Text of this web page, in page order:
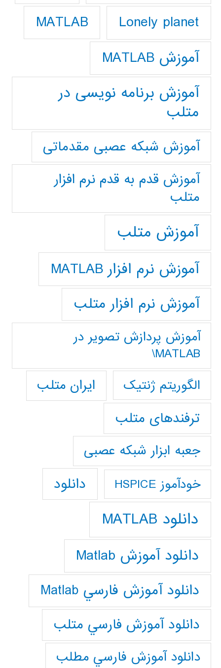
Lonely planet
MATLAB
آموزش MATLAB
آموزش برنامه نویسی در
متلب
آموزش شبکه عصبی مقدماتی
آموزش قدم به قدم نرم افزار
متلب
آموزش متلب
آموزش نرم افزار MATLAB
آموزش نرم افزار متلب
آموزش پردازش تصوير در
MATLAB\
الگوریتم ژنتیک
ایران متلب
ترفندهای متلب
جعبه ابزار شبکه عصبی
خودآموز HSPICE دانلود
دانلود MATLAB
دانلود آموزش Matlab
دانلود آموزش فارسي Matlab
دانلود آموزش فارسي متلب
دانلود آموزش فارسي مطلب